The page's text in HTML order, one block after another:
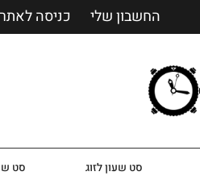
החשבון שלי כניסה לאתר
סט שעון לזוג סט